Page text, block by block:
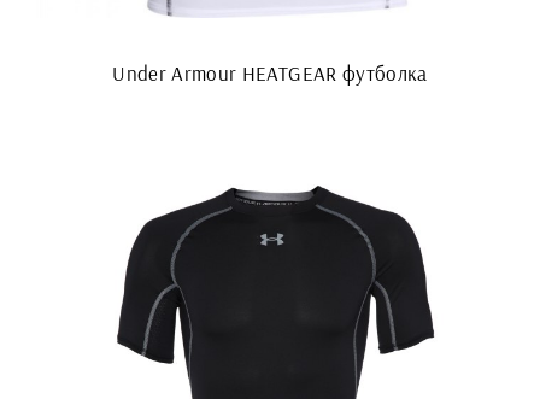
Under Armour HEATGEAR футболка